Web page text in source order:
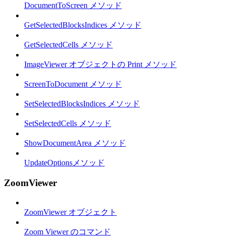
DocumentToScreen メソッド
GetSelectedBlocksIndices メソッド
GetSelectedCells メソッド
ImageViewer オブジェクトの Print メソッド
ScreenToDocument メソッド
SetSelectedBlocksIndices メソッド
SetSelectedCells メソッド
ShowDocumentArea メソッド
UpdateOptionsメソッド
ZoomViewer
ZoomViewer オブジェクト
Zoom Viewer のコマンド